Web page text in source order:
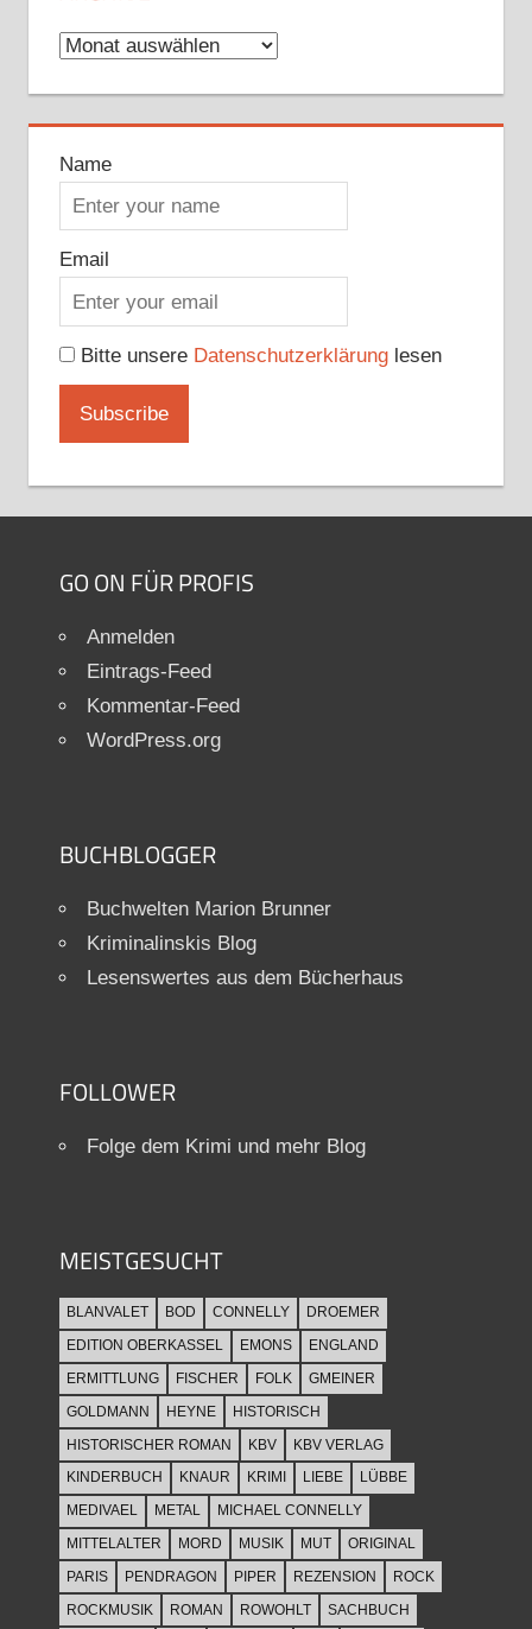
Archive
Name
Email
Bitte unsere Datenschutzerklärunglesen
GO ON FÜR PROFIS
Anmelden
Eintrags-Feed
Kommentar-Feed
WordPress.org
BUCHBLOGGER
Buchwelten Marion Brunner
Kriminalinskis Blog
Lesenswertes aus dem Bücherhaus
FOLLOWER
Folge dem Krimi und mehr Blog
MEISTGESUCHT
BLANVALET BOD CONNELLY
DROEMER
EDITION OBERKASSEL
EMONS
ENGLAND
ERMITTLUNG
FISCHER FOLK
GMEINER
GOLDMANN
HEYNE
HISTORISCH
HISTORISCHER ROMAN
KBV
KBV VERLAG
KINDERBUCH
KNAUR KRIMI LIEBE
LÜBBE
MEDIVAEL
METAL
MICHAEL CONNELLY
MITTELALTER
MORD MUSIK MUT
ORIGINAL
PARIS
PENDRAGON PIPER REZENSION
ROCK
ROCKMUSIK
ROMAN ROWOHLT SACHBUCH